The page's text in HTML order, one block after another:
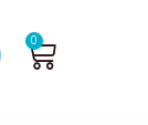
0
Carrello